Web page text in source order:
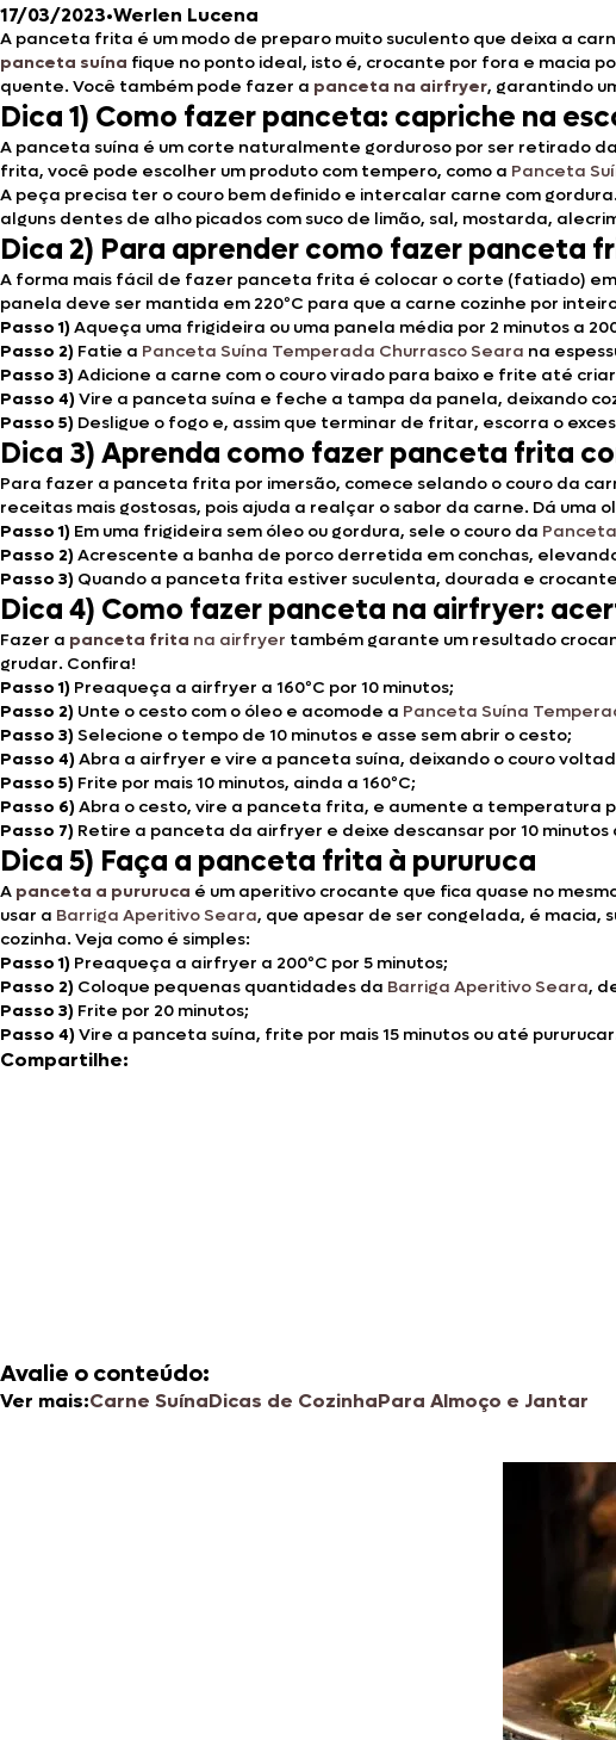
17/03/2023•Werlen Lucena
A panceta frita é um modo de preparo muito suculento que deixa a
panceta suína fique no ponto ideal, isto é, crocante por fora e macia
quente. Você também pode fazer a panceta na airfryer, garantindo
Dica 1) Como fazer panceta: capriche na
A panceta suína é um corte naturalmente gorduroso por ser retirado
frita, você pode escolher um produto com tempero, como a Panceta
A peça precisa ter o couro bem definido e intercalar carne com
alguns dentes de alho picados com suco de limão, sal, mostarda,
Dica 2) Para aprender como fazer panceta
A forma mais fácil de fazer panceta frita é colocar o corte (fatiado)
panela deve ser mantida em 220ºC para que a carne cozinhe por
Passo 1) Aqueça uma frigideira ou uma panela média por 2 minutos a
Passo 2) Fatie a Panceta Suína Temperada Churrasco Seara na
Passo 3) Adicione a carne com o couro virado para baixo e frite até
Passo 4) Vire a panceta suína e feche a tampa da panela, deixando
Passo 5) Desligue o fogo e, assim que terminar de fritar, escorra o
Dica 3) Aprenda como fazer panceta frita
Para fazer a panceta frita por imersão, comece selando o couro da
receitas mais gostosas, pois ajuda a realçar o sabor da carne. Dá uma
Passo 1) Em uma frigideira sem óleo ou gordura, sele o couro da
Passo 2) Acrescente a banha de porco derretida em conchas,
Passo 3) Quando a panceta frita estiver suculenta, dourada e
Dica 4) Como fazer panceta na airfryer:
Fazer a panceta frita na airfryer também garante um resultado
grudar. Confira!
Passo 1) Preaqueça a airfryer a 160ºC por 10 minutos;
Passo 2) Unte o cesto com o óleo e acomode a Panceta Suína
Passo 3) Selecione o tempo de 10 minutos e asse sem abrir o cesto;
Passo 4) Abra a airfryer e vire a panceta suína, deixando o couro
Passo 5) Frite por mais 10 minutos, ainda a 160ºC;
Passo 6) Abra o cesto, vire a panceta frita, e aumente a temperatura
Passo 7) Retire a panceta da airfryer e deixe descansar por 10
Dica 5) Faça a panceta frita à pururuca
A panceta a pururuca é um aperitivo crocante que fica quase no
usar a Barriga Aperitivo Seara, que apesar de ser congelada, é macia,
cozinha. Veja como é simples:
Passo 1) Preaqueça a airfryer a 200ºC por 5 minutos;
Passo 2) Coloque pequenas quantidades da Barriga Aperitivo Seara,
Passo 3) Frite por 20 minutos;
Passo 4) Vire a panceta suína, frite por mais 15 minutos ou até
Compartilhe:
Avalie o conteúdo:
Ver mais:Carne SuínaDicas de CozinhaPara Almoço e Jantar